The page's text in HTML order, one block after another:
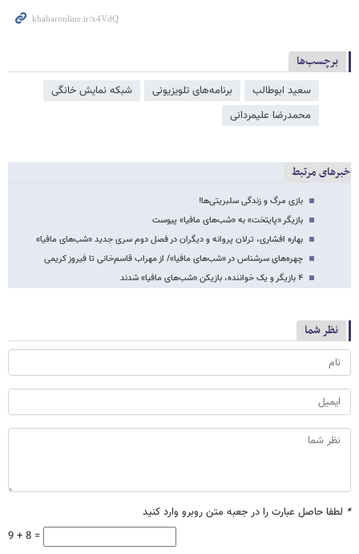
برچسب‌ها
سعید ابوطالب برنامه‌های تلویزیونی
شبکه نمایش خانگی
محمدرضا علیمردانی
خبرهای مرتبط
بازی مرگ و زندگی سلبریتی‌ها!
بازیگر «پایتخت» به «شب‌های مافیا» پیوست
بهاره افشاری، ترلان پروانه و دیگران در فصل دوم سری جدید «شب‌های مافیا»
چهره‌های سرشناس در «شب‌های مافیا»/ از مهراب قاسم‌خانی تا فیروز کریمی
۴ بازیگر و یک خواننده، بازیکن «شب‌های مافیا» شدند
نظر شما
* لطفا حاصل عبارت را در جعبه متن روبرو وارد کنید
9 + 8 =